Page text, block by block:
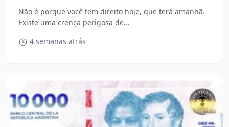
Não é porque você tem direito hoje, que terá amanhã.
Existe uma crença perigosa de...
4 semanas atrás